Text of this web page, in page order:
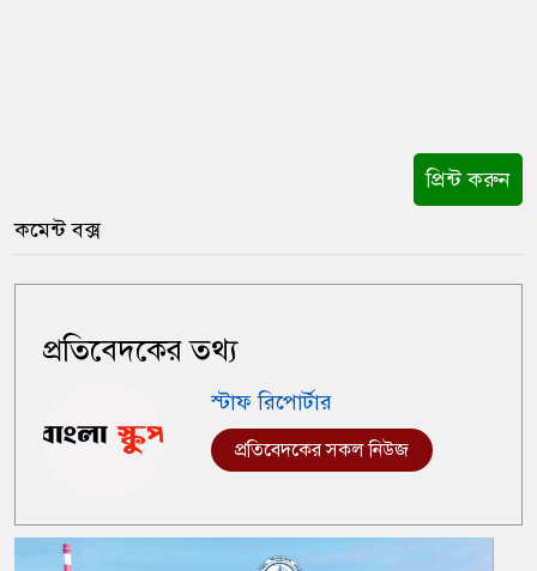
প্রিন্ট করুন
কমেন্ট বক্স
প্রতিবেদকের তথ্য
স্টাফ রিপোর্টার
প্রতিবেদকের সকল নিউজ